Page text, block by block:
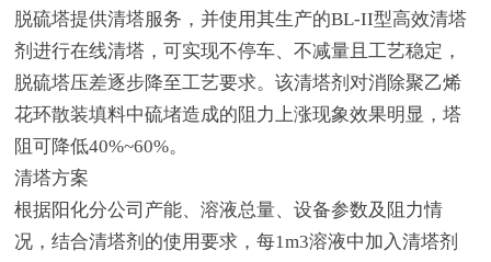
脱硫塔提供清塔服务，并使用其生产的BL-II型高效清塔
剂进行在线清塔，可实现不停车、不减量且工艺稳定，
脱硫塔压差逐步降至工艺要求。该清塔剂对消除聚乙烯
花环散装填料中硫堵造成的阻力上涨现象效果明显，塔
阻可降低40%~60%。
清塔方案
根据阳化分公司产能、溶液总量、设备参数及阻力情
况，结合清塔剂的使用要求，每1m3溶液中加入清塔剂